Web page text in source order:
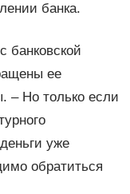
банка.
банковской
ее
– Но только если
уже
обратиться